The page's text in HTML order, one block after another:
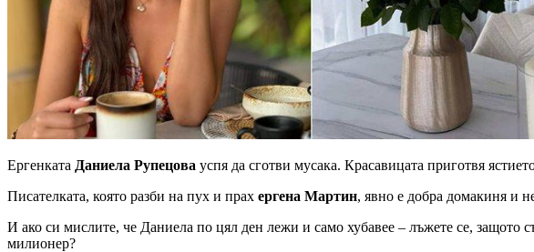
Ергенката Даниела Рупецова успя да сготви мусака. Красавицата приготвя
Писателката, която разби на пух и прах ергена Мартин, явно е добра домакиня и
И ако си мислите, че Даниела по цял ден лежи и само хубавее – лъжете се,
милионер?